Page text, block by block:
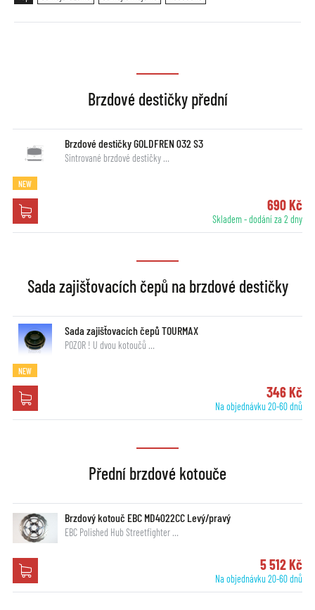
Brzdové destičky přední
Brzdové destičky GOLDFREN 032 S3
Sintrované brzdové destičky …
NEW
690 Kč
Skladem - dodání za 2 dny
Sada zajišťovacích čepů na brzdové destičky
Sada zajišťovacích čepů TOURMAX
POZOR ! U dvou kotoučů …
NEW
346 Kč
Na objednávku 20-60 dnů
Přední brzdové kotouče
Brzdový kotouč EBC MD4022CC Levý/pravý
EBC Polished Hub Streetfighter …
5 512 Kč
Na objednávku 20-60 dnů